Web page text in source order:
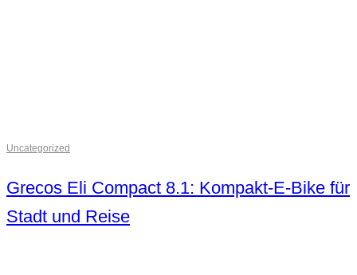
Uncategorized
Grecos Eli Compact 8.1: Kompakt-E-Bike für
Stadt und Reise